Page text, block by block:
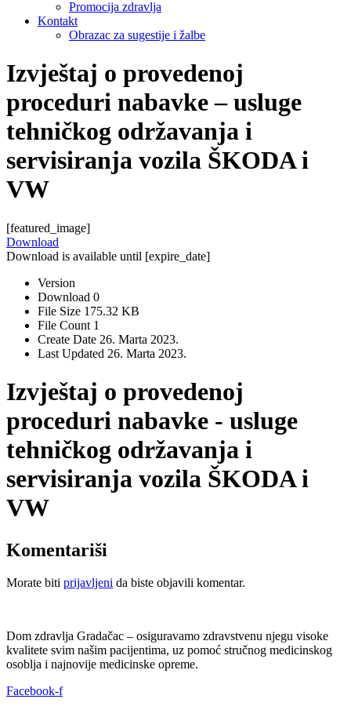
Promocija zdravlja
Kontakt
Obrazac za sugestije i žalbe
Izvještaj o provedenoj
proceduri nabavke – usluge
tehničkog održavanja i
servisiranja vozila ŠKODA i
VW
[featured_image]
Download
Download is available until [expire_date]
Version
Download 0
File Size 175.32 KB
File Count 1
Create Date 26. Marta 2023.
Last Updated 26. Marta 2023.
Izvještaj o provedenoj
proceduri nabavke - usluge
tehničkog održavanja i
servisiranja vozila ŠKODA i
VW
Komentariši
Morate biti prijavljeni da biste objavili komentar.
Dom zdravlja Gradačac – osiguravamo zdravstvenu njegu visoke
kvalitete svim našim pacijentima, uz pomoć stručnog medicinskog
osoblja i najnovije medicinske opreme.
Facebook-f